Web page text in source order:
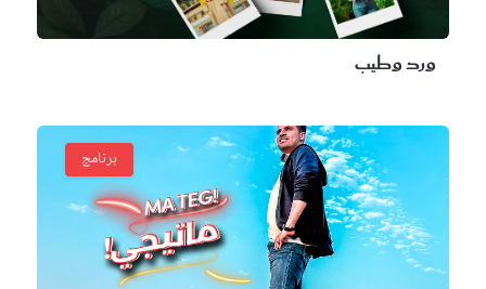
ورد وطيب
برنامج